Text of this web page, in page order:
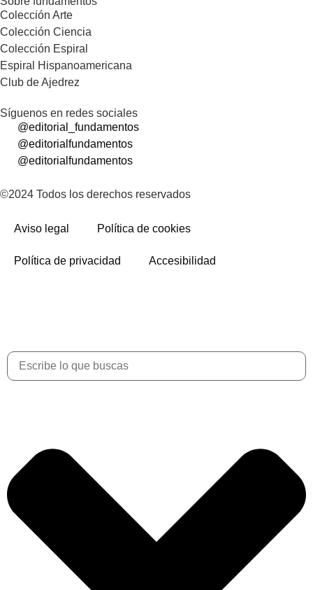
Colección Arte
Colección Ciencia
Colección Espiral
Espiral Hispanoamericana
Club de Ajedrez
Síguenos en redes sociales
@editorial_fundamentos
@editorialfundamentos
@editorialfundamentos
©2024 Todos los derechos reservados
Aviso legal Política de cookies
Política de privacidad Accesibilidad